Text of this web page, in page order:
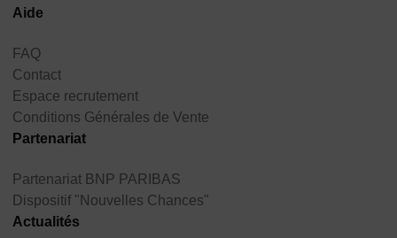
Aide
FAQ
Contact
Espace recrutement
Conditions Générales de Vente
Partenariat
Partenariat BNP PARIBAS
Dispositif "Nouvelles Chances"
Actualités